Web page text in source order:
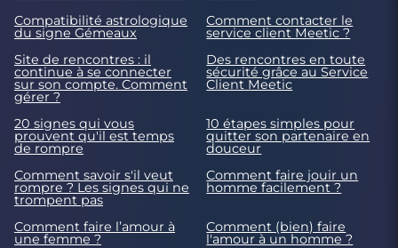
Compatibilité astrologique
du signe Gémeaux
Comment contacter le
service client Meetic ?
Site de rencontres : il
continue à se connecter
sur son compte. Comment
gérer ?
Des rencontres en toute
sécurité grâce au Service
Client Meetic
20 signes qui vous
prouvent qu'il est temps
de rompre
10 étapes simples pour
quitter son partenaire en
douceur
Comment savoir s'il veut
rompre ? Les signes qui ne
trompent pas
Comment faire jouir un
homme facilement ?
Comment faire l’amour à
une femme ?
Comment (bien) faire
l'amour à un homme ?